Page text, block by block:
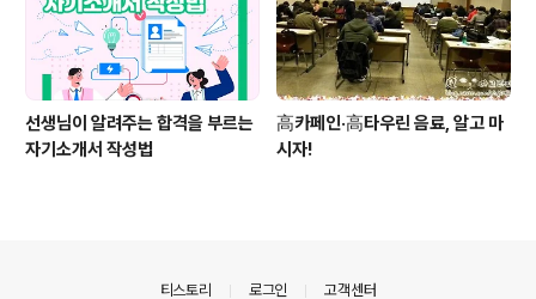
선생님이 알려주는 합격을 부르는
자기소개서 작성법
高카페인·高타우린 음료, 알고 마
시자!
티스토리 로그인 고객센터